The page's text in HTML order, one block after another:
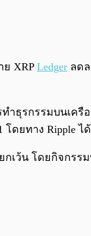
ย XRPLedger ลด
ธุรกรรมบนเค
ดยทาง Ripple ไ
ว้น โดยกิจกรร